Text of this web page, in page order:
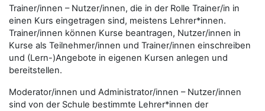
Trainer/innen – Nutzer/innen, die in der Rolle Trainer/in in
einen Kurs eingetragen sind, meistens Lehrer*innen.
Trainer/innen können Kurse beantragen, Nutzer/innen in
Kurse als Teilnehmer/innen und Trainer/innen einschreiben
und (Lern-)Angebote in eigenen Kursen anlegen und
bereitstellen.
Moderator/innen und Administrator/innen – Nutzer/innen
sind von der Schule bestimmte Lehrer*innen der